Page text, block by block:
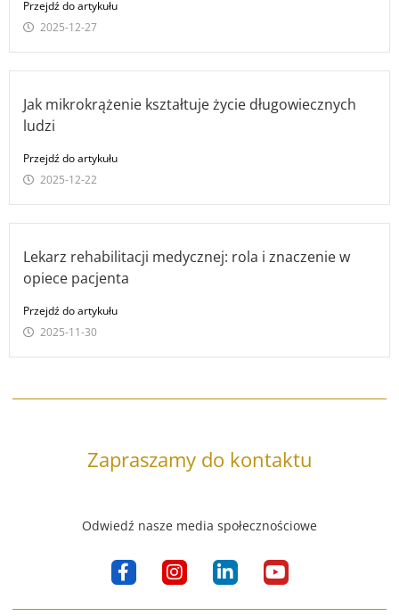
Przejdź do artykułu
2025-12-27
Jak mikrokrążenie kształtuje życie długowiecznych
ludzi
Przejdź do artykułu
2025-12-22
Lekarz rehabilitacji medycznej: rola i znaczenie w
opiece pacjenta
Przejdź do artykułu
2025-11-30
Zapraszamy do kontaktu
Odwiedź nasze media społecznościowe
F
a
c
I
n
s
L
i
n
Y
o
u